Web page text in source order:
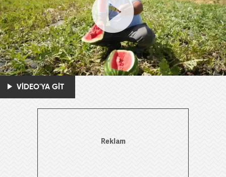
VİDEO'YA GİT